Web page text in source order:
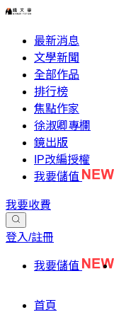
最新消息
文學新聞
全部作品
排行榜
焦點作家
徐淑卿專欄
鏡出版
IP改編授權
我要儲值
我要收費
登入/註冊
我要儲值
首頁